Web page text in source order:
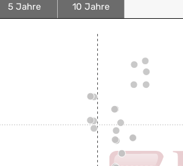
5 Jahre 10 Jahre